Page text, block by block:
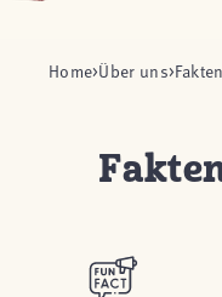
Home Über uns